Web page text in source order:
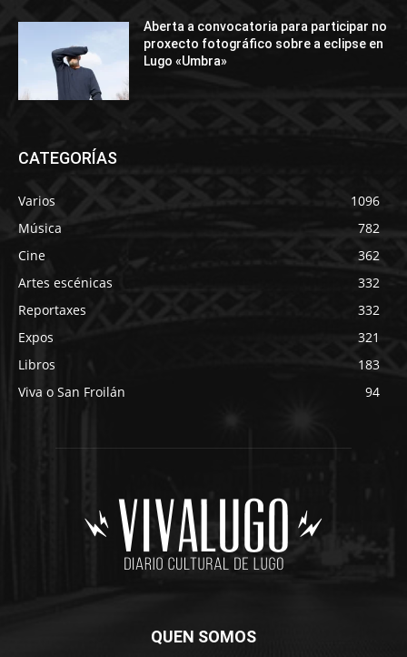
Aberta a convocatoria para participar no
proxecto fotográfico sobre a eclipse en
Lugo «Umbra»
CATEGORÍAS
Varios
1096
Música
782
Cine
362
Artes escénicas
332
Reportaxes
332
Expos
321
Libros
183
Viva o San Froilán
94
QUEN SOMOS